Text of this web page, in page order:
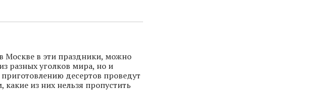
Москве в эти праздники, можно
разных уголков мира, но и
десертов проведут
из них нельзя пропустить